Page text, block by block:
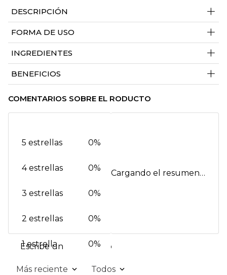
DESCRIPCIÓN +
FORMA DE USO +
INGREDIENTES +
BENEFICIOS +
COMENTARIOS SOBRE EL RODUCTO
Cargando el resumen…
5 estrellas 0%
4 estrellas 0%
3 estrellas 0%
2 estrellas 0%
1 estrella 0%
Escribe un comentario
Más reciente Todos